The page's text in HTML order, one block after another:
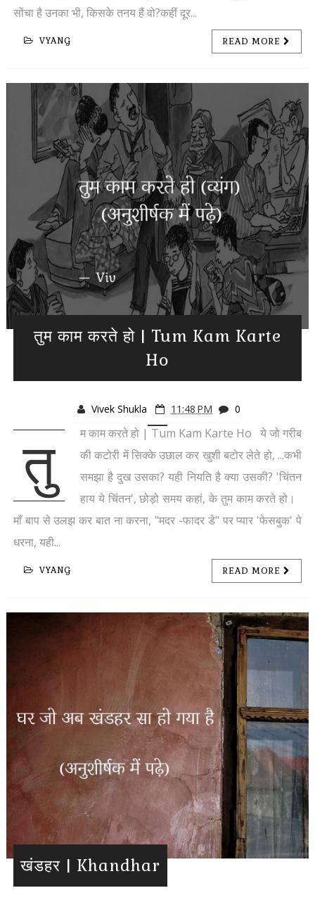
सोंचा है उनका भी, किसके तनय हैं वो?कहीं दूर...
VYANG READ MORE
तुम काम करते हो | Tum Kam Karte
Ho
Vivek Shukla 11:48 PM 0
तु
म काम करते हो | Tum Kam Karte Ho ये जो गरीब
की कटोरी में सिक्के उछाल कर खुशी बटोर लेते हो, ...कभी
समझा है दुख उसका? यही नियति है क्या उसकी? 'चिंतन
हाय ये चिंतन', छोड़ो समय कहां, के तुम काम करते हो।
माँ बाप से उलझ कर बात ना करना, "मदर -फादर डे" पर प्यार 'फेसबुक' पे
धरना, यही...
VYANG READ MORE
खंडहर | Khandhar